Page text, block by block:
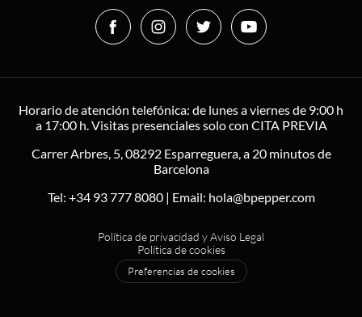
Horario de atención telefónica: de lunes a viernes de 9:00 h
a 17:00 h. Visitas presenciales solo con CITA PREVIA
Carrer Arbres, 5, 08292 Esparreguera, a 20 minutos de
Barcelona
Tel: +34 93 777 8080| Email: hola@bpepper.com
Política de privacidad y Aviso Legal
Política de cookies
Preferencias de cookies